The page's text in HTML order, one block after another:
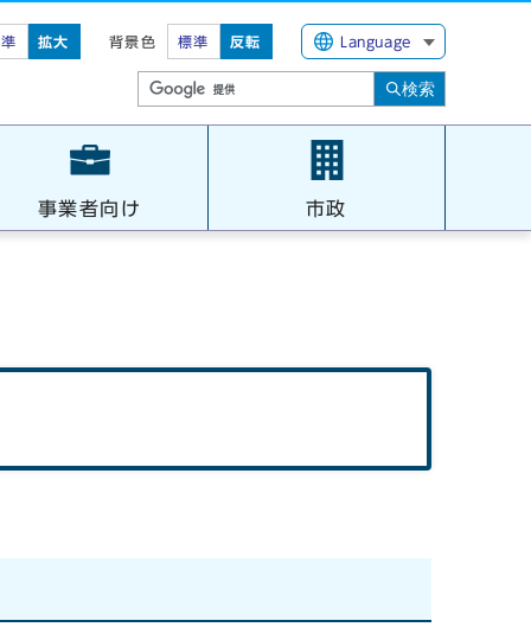
拡大 背景色 標準 反転 Language
検索
事業者向け 市政